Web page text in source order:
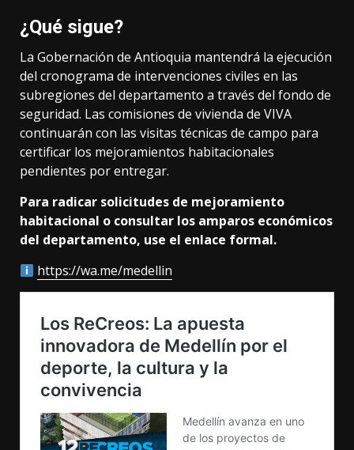
¿Qué sigue?
La Gobernación de Antioquia mantendrá la ejecución
del cronograma de intervenciones civiles en las
subregiones del departamento a través del fondo de
seguridad. Las comisiones de vivienda de VIVA
continuarán con las visitas técnicas de campo para
certificar los mejoramientos habitacionales
pendientes por entregar.
Para radicar solicitudes de mejoramiento
habitacional o consultar los amparos económicos
del departamento, use el enlace formal.
https://wa.me/medellin